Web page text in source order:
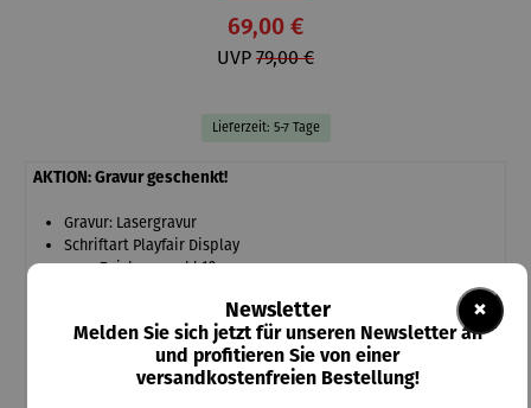
69,00 €
UVP 79,00 €
Lieferzeit: 5-7 Tage
AKTION: Gravur geschenkt!
Gravur: Lasergravur
Schriftart Playfair Display
max. Zeichenanzahl 12
(+25,00 €)
×
Newsletter
Melden Sie sich jetzt für unseren Newsletter an
und profitieren Sie von einer
versandkostenfreien Bestellung!